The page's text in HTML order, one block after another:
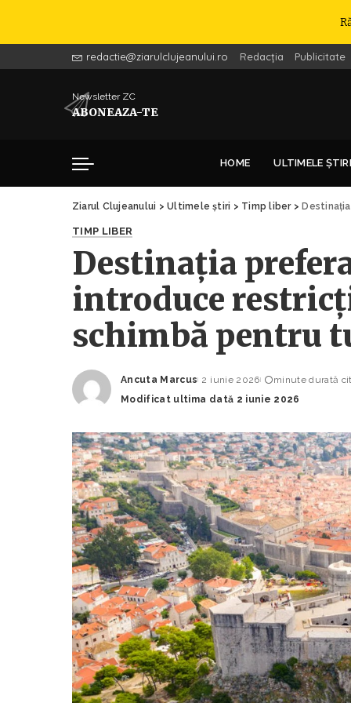
redactie@ziarulclujeanului.ro Redacția Publicitate
Newsletter ZC
ABONEAZA-TE
HOME ULTIMELE ȘTIRI
Ziarul Clujeanului >Ultimele știri > Timp liber> Destinația
TIMP LIBER
Destinația
introduce
schimbă pentru
Posted
by
Ancuta Marcus 2 iunie 2026
minute durată
Modificat ultima dată 2 iunie 2026